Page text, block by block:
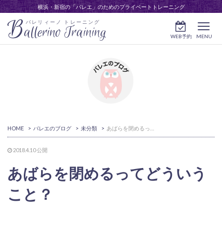
横浜・新宿の「バレエ」のためのプライベートトレーニング
バレリィーノ トレーニング
Ballerino Training MENU
WEB予約
HOME > バレエのブログ > 未分類 >
2018.4.10公開
あばらを閉めるってどういう
こと？